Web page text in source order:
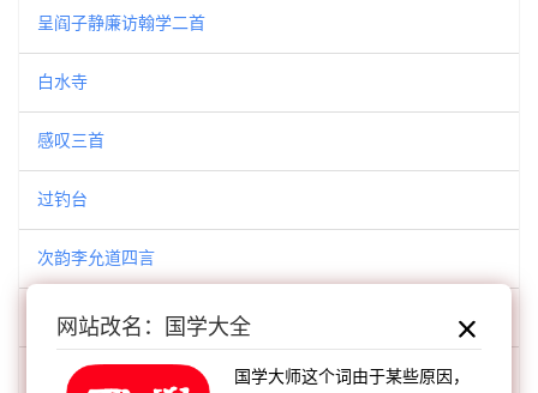
呈阎子静廉访翰学二首
白水寺
感叹三首
过钓台
次韵李允道四言
七十翁五言十首
岁尽即事三首
网站改名：国学大全
国学大师这个词由于某些原因，